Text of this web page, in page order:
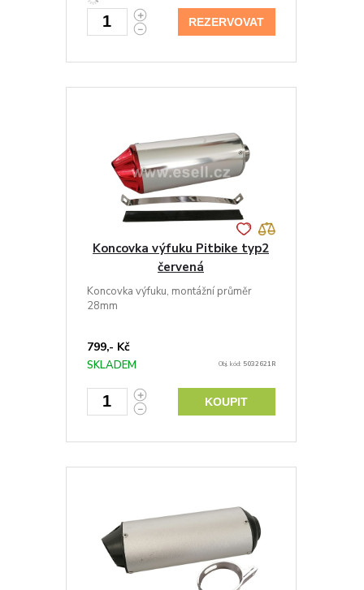
REZERVOVAT
Koncovka výfuku Pitbike typ2
červená
Koncovka výfuku, montážní průměr
28mm
799,- Kč
SKLADEM Obj. kód: 5032621R
KOUPIT